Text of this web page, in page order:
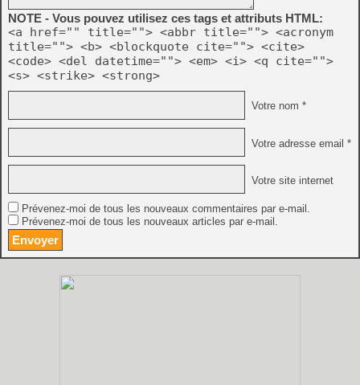
NOTE - Vous pouvez utilisez ces tags et attributs HTML:
<a href="" title=""> <abbr title=""> <acronym
title=""> <b> <blockquote cite=""> <cite>
<code> <del datetime=""> <em> <i> <q cite="">
<s> <strike> <strong>
Votre nom *
Votre adresse email *
Votre site internet
Prévenez-moi de tous les nouveaux commentaires par e-mail.
Prévenez-moi de tous les nouveaux articles par e-mail.